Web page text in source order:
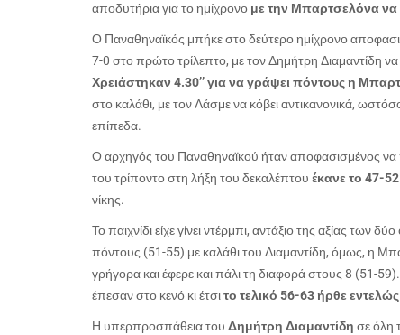
αποδυτήρια για το ημίχρονο με την Μπαρτσελόνα να
Ο Παναθηναϊκός μπήκε στο δεύτερο ημίχρονο
7-0 στο πρώτο τρίλεπτο, με τον Δημήτρη Διαμαντίδη
Χρειάστηκαν 4.30’’ για να γράψει πόντους η
στο καλάθι, με τον Λάσμε να κόβει αντικανονικά,
επίπεδα.
Ο αρχηγός του Παναθηναϊκού ήταν αποφασισμένος να
του τρίποντο στη λήξη του δεκαλέπτου έκανε το 47-52
νίκης.
Το παιχνίδι είχε γίνει ντέρμπι, αντάξιο της αξίας των
πόντους (51-55) με καλάθι του Διαμαντίδη, όμως, η
γρήγορα και έφερε και πάλι τη διαφορά στους 8 (51-
έπεσαν στο κενό κι έτσιτο τελικό 56-63 ήρθε
Η υπερπροσπάθεια του Δημήτρη Διαμαντίδη σε όλη